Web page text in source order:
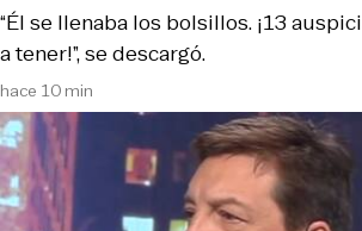
hace 10 min
“Él se llenaba los bolsillos. ¡13
a tener!”, se descargó.